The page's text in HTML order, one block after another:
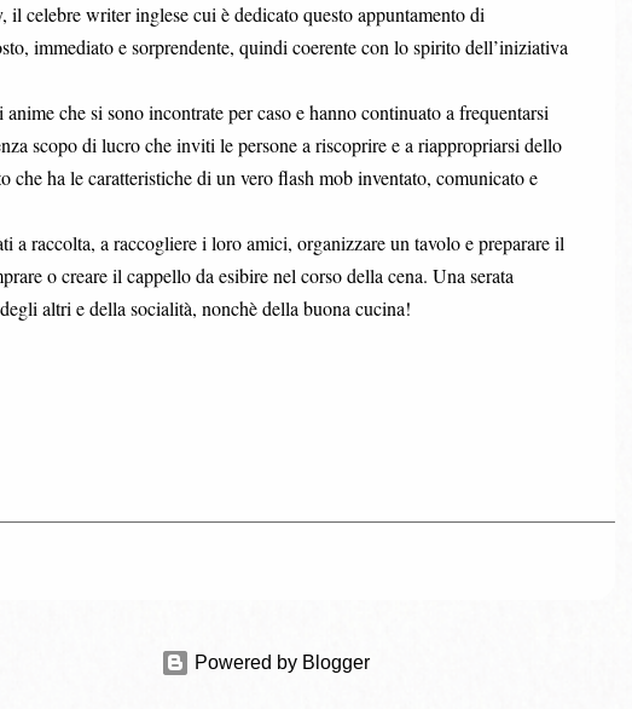
celebre writer inglese cui è dedicato questo appuntamento di
immediato e sorprendente, quindi coerente con lo spirito dell’iniziativa
che si sono incontrate per caso e hanno continuato a frequentarsi
scopo di lucro che inviti le persone a riscoprire e a riappropriarsi dello
che ha le caratteristiche di un vero flash mob inventato, comunicato e
a raccolta, a raccogliere i loro amici, organizzare un tavolo e preparare il
o creare il cappello da esibire nel corso della cena. Una serata
altri e della socialità, nonchè della buona cucina!
Powered by Blogger